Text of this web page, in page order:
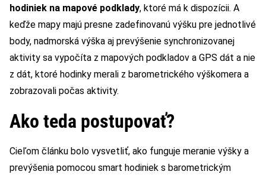
hodiniek na mapové podklady, ktoré má k dispozícii. A
keďže mapy majú presne zadefinovanú výšku pre jednotlivé
body, nadmorská výška aj prevýšenie synchronizovanej
aktivity sa vypočíta z mapových podkladov a GPS dát a nie
z dát, ktoré hodinky merali z barometrického výškomera a
zobrazovali počas aktivity.
Ako teda postupovať?
Cieľom článku bolo vysvetliť, ako funguje meranie výšky a
prevýšenia pomocou smart hodiniek s barometrickým